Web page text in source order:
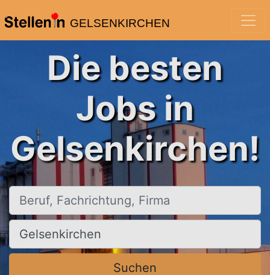
GELSENKIRCHEN
Die besten
Jobs in
Gelsenkirchen!
Beruf, Fachrichtung, Firma
Ort, Stadt
Suchen